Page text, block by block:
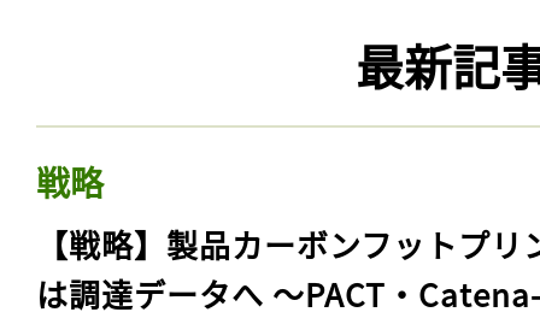
最新記
戦略
【戦略】製品カーボンフットプリ
は調達データへ 〜PACT・